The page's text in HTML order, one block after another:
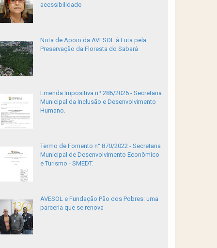
acessibilidade
Nota de Apoio da AVESOL à Luta pela
Preservação da Floresta do Sabará
Emenda Impositiva nº 286/2026 - Secretaria
Municipal da Inclusão e Desenvolvimento
Humano.
Termo de Fomento n° 870/2022 - Secretaria
Municipal de Desenvolvimento Econômico
e Turismo - SMEDT.
AVESOL e Fundação Pão dos Pobres: uma
parceria que se renova